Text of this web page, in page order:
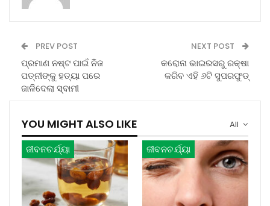
PREV POST
ପ୍ରମାଣ ନଷ୍ଟ ପାଇଁ ନିଜ
ପତ୍ନୀଙ୍କୁ ହତ୍ୟା ପରେ
ଜାଳିଦେଲା ସ୍ବାମୀ
NEXT POST
କରୋନା ଭାଇରସରୁ ରକ୍ଷା
କରିବ ଏହି ୬ଟି ସୁପରଫୁଡ୍
All
YOU MIGHT ALSO LIKE
ଜୀବନଚର୍ଯ୍ୟା ଜୀବନଚର୍ଯ୍ୟା